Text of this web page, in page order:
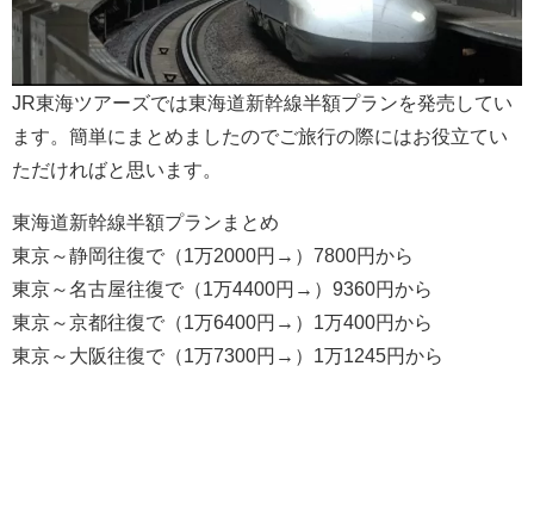
JR東海ツアーズでは東海道新幹線半額プランを発売してい
ます。簡単にまとめましたのでご旅行の際にはお役立てい
ただければと思います。
東海道新幹線半額プランまとめ
東京～静岡往復で（1万2000円→）7800円から
東京～名古屋往復で（1万4400円→）9360円から
東京～京都往復で（1万6400円→）1万400円から
東京～大阪往復で（1万7300円→）1万1245円から